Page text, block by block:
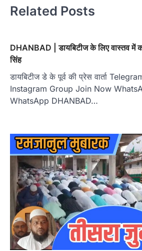
Related Posts
DHANBAD | डायबिटीज के लिए वास्तव में
सिंह
डायबिटीज डे के पूर्व की प्रेस वार्ता
Instagram Group Join Now
WhatsApp DHANBAD…